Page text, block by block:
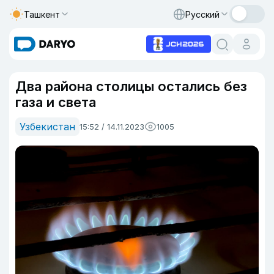
Ташкент Русский
Два района столицы остались без
газа и света
Узбекистан 15:52 / 14.11.2023 1005